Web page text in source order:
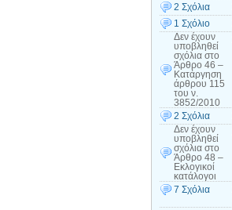
2 Σχόλια
1 Σχόλιο
Δεν έχουν
υποβληθεί
σχόλια στο
Άρθρο 46 –
Κατάργηση
άρθρου 115
του ν.
3852/2010
2 Σχόλια
Δεν έχουν
υποβληθεί
σχόλια στο
Άρθρο 48 –
Εκλογικοί
κατάλογοι
7 Σχόλια